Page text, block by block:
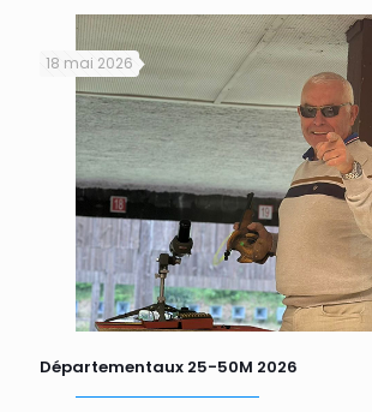
18 mai 2026
Départementaux 25-50M 2026